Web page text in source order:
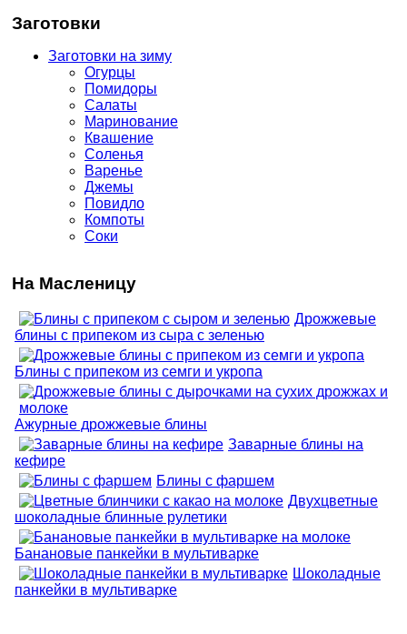
Заготовки
Заготовки на зиму
Огурцы
Помидоры
Салаты
Маринование
Квашение
Соленья
Варенье
Джемы
Повидло
Компоты
Соки
На Масленицу
Дрожжевые
блины с припеком из сыра с зеленью
Блины с припеком из семги и укропа
Ажурные дрожжевые блины
Заварные блины на
кефире
Блины с фаршем
Двухцветные
шоколадные блинные рулетики
Банановые панкейки в мультиварке
Шоколадные
панкейки в мультиварке